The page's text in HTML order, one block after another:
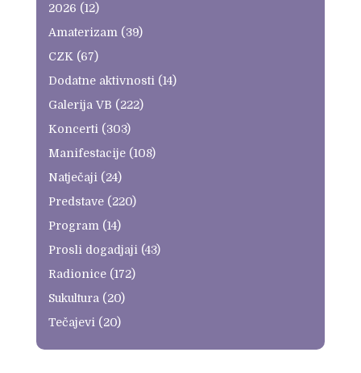
2026 (12)
Amaterizam (39)
CZK (67)
Dodatne aktivnosti (14)
Galerija VB (222)
Koncerti (303)
Manifestacije(108)
Natječaji (24)
Predstave(220)
Program (14)
Prosli dogadjaji (43)
Radionice(172)
Sukultura (20)
Tečajevi (20)